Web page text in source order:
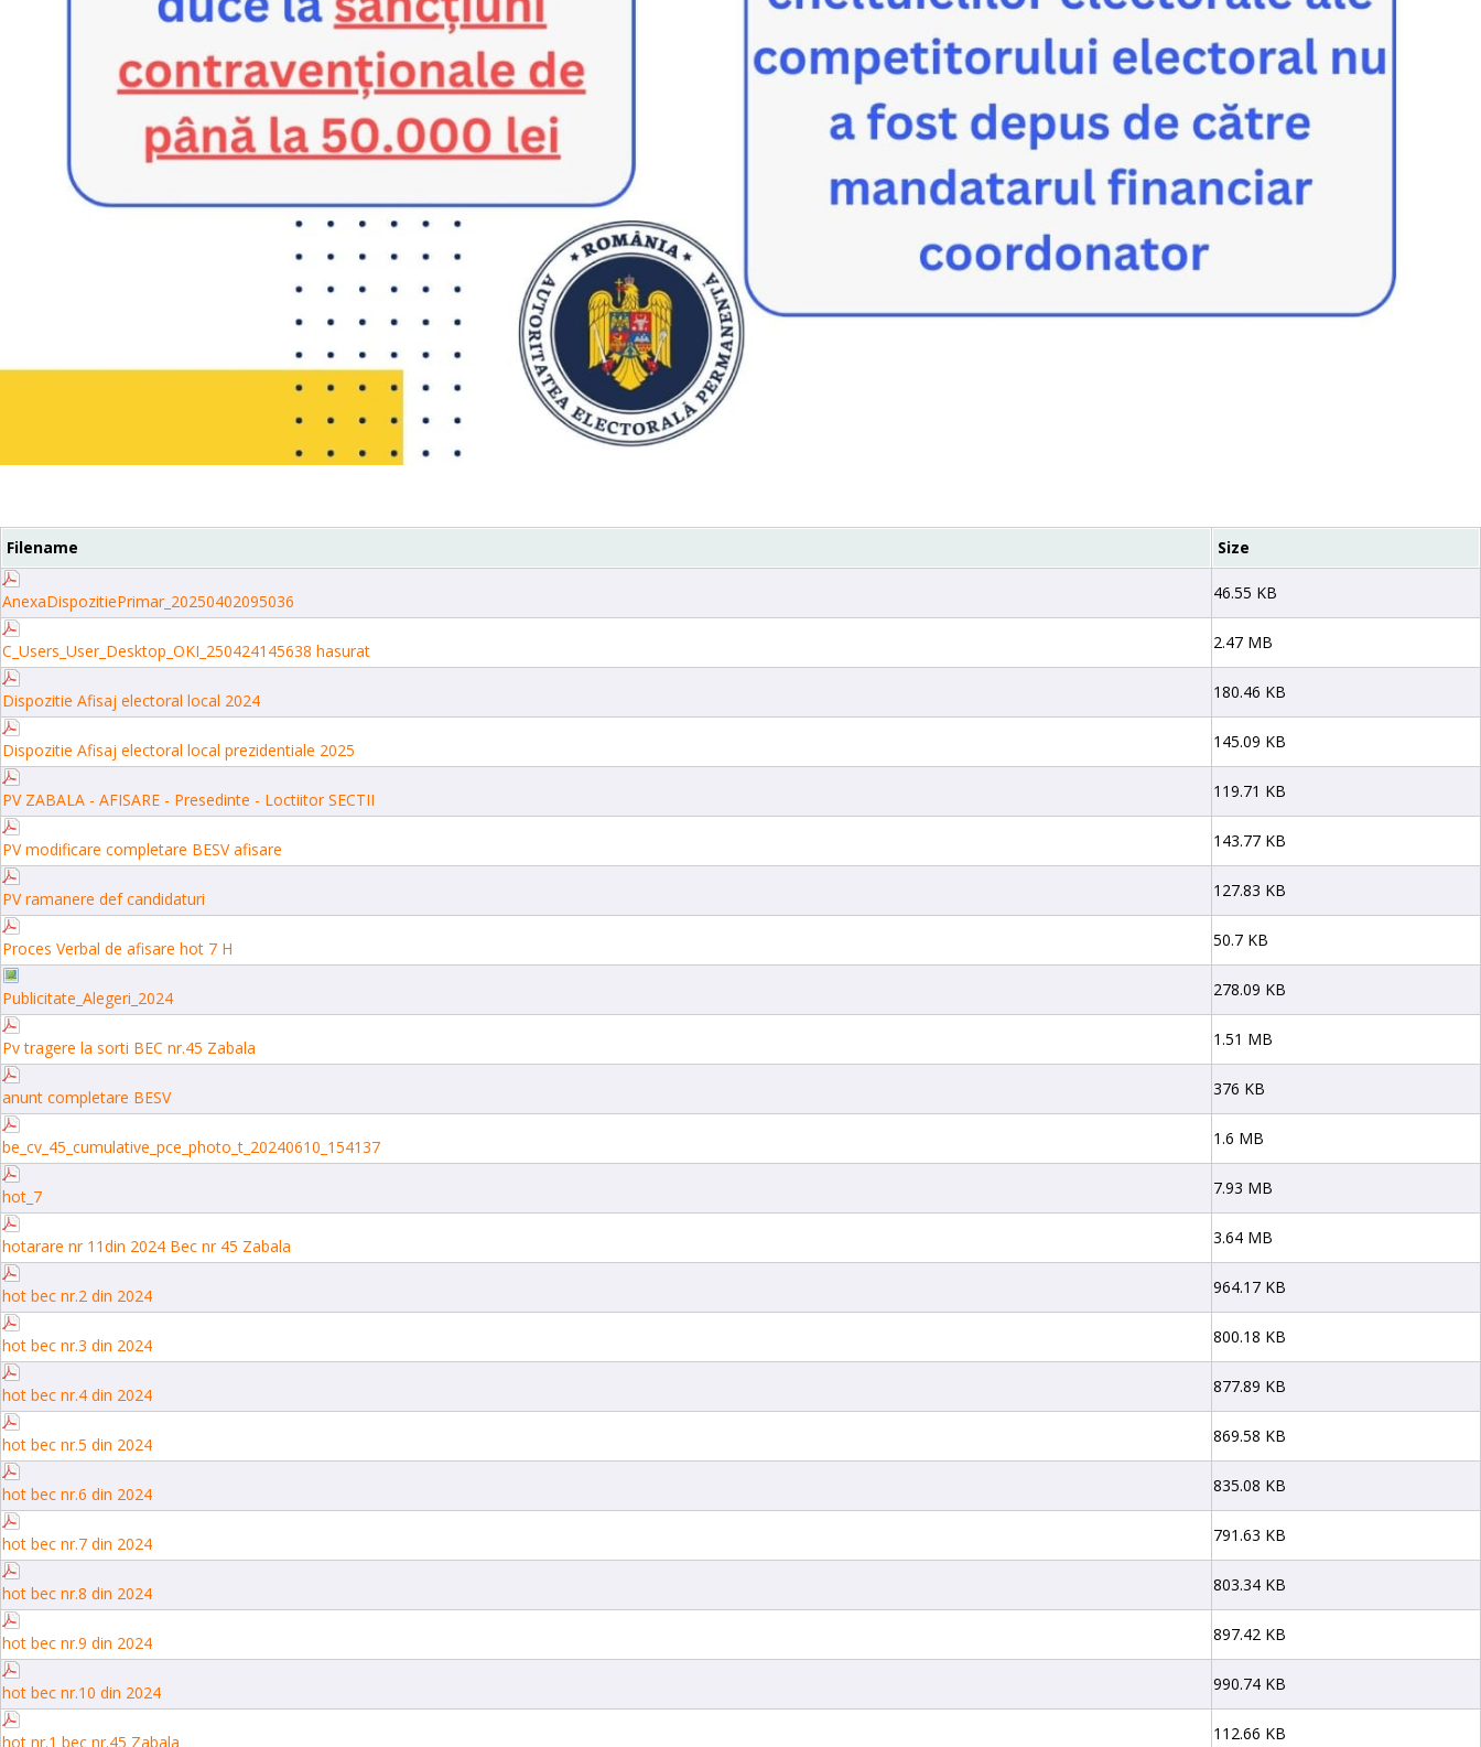
Filename Size
AnexaDispozitiePrimar_20250402095036 46.55 KB
C_Users_User_Desktop_OKI_250424145638 hasurat 2.47 MB
Dispozitie Afisaj electoral local 2024 180.46 KB
Dispozitie Afisaj electoral local prezidentiale 2025 145.09 KB
PV ZABALA - AFISARE - Presedinte - Loctiitor SECTII 119.71 KB
PV modificare completare BESV afisare 143.77 KB
PV ramanere def candidaturi 127.83 KB
Proces Verbal de afisare hot 7 H 50.7 KB
Publicitate_Alegeri_2024 278.09 KB
Pv tragere la sorti BEC nr.45 Zabala 1.51 MB
anunt completare BESV 376 KB
be_cv_45_cumulative_pce_photo_t_20240610_154137 1.6 MB
hot_7 7.93 MB
hotarare nr 11din 2024 Bec nr 45 Zabala 3.64 MB
hot bec nr.2 din 2024 964.17 KB
hot bec nr.3 din 2024 800.18 KB
hot bec nr.4 din 2024 877.89 KB
hot bec nr.5 din 2024 869.58 KB
hot bec nr.6 din 2024 835.08 KB
hot bec nr.7 din 2024 791.63 KB
hot bec nr.8 din 2024 803.34 KB
hot bec nr.9 din 2024 897.42 KB
hot bec nr.10 din 2024 990.74 KB
hot nr.1 bec nr.45 Zabala 112.66 KB